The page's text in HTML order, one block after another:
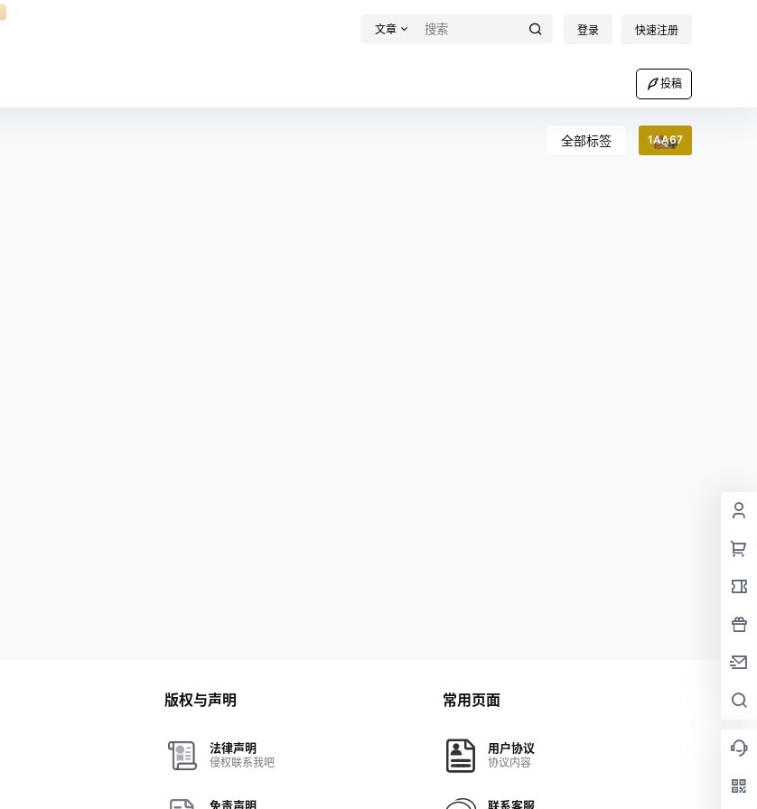
文章 登录 快速注册
投稿
全部标签 1AA67
版权与声明
法律声明
侵权联系我吧
免责声明
常用页面
用户协议
协议内容
联系客服